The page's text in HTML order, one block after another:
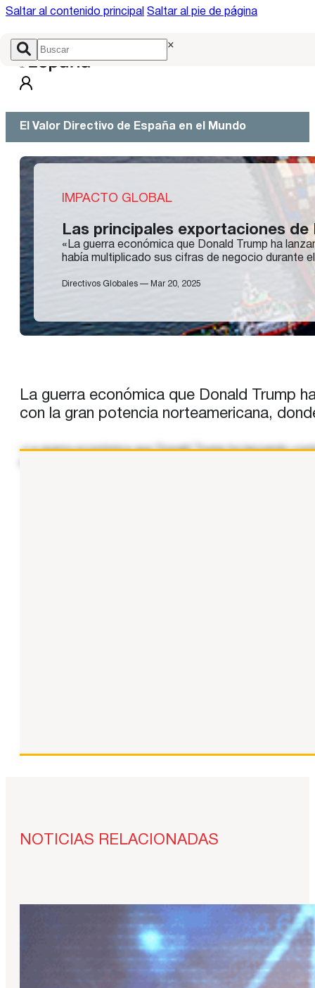
Saltar al contenido principal Saltar al pie de página
×
El Valor Directivo de España en el Mundo
IMPACTO GLOBAL
Las principales exportaciones
«La guerra económica que Donald Trump ha
había multiplicado sus cifras de negocio durante
Directivos Globales — Mar 20, 2025
La guerra económica que Donald Trump
con la gran potencia norteamericana,
«La guerra económica que Donald Trump ha lanzando
NOTICIAS RELACIONADAS